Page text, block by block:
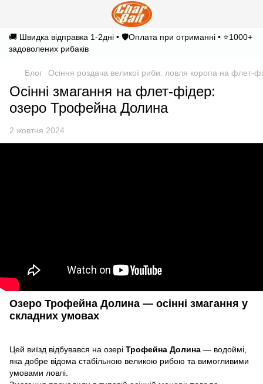
🚚 Швидка відправка 1-2дні • 🛡️Оплата при отриманні • ⭐1000+
задоволених рибаків
Блог Осіння роздача великої риби: ловля коропа на флет-
Осінні змагання на флет-фідер:
озеро Трофейна Долина
2 жовтня 2024
Озеро Трофейна Долина — осінні змагання у
складних умовах
Цей виїзд відбувався на озері Трофейна Долина — водоймі,
яка добре відома стабільною великою рибою та вимогливими
умовами ловлі.